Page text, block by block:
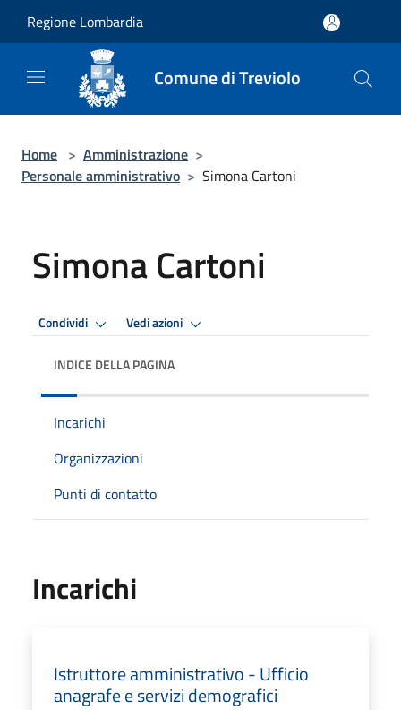
Regione Lombardia
Comune di Treviolo
Home > Amministrazione >
Personale amministrativo > Simona Cartoni
Simona Cartoni
Condividi Vedi azioni
INDICE DELLA PAGINA
Incarichi
Organizzazioni
Punti di contatto
Incarichi
Istruttore amministrativo - Ufficio
anagrafe e servizi demografici